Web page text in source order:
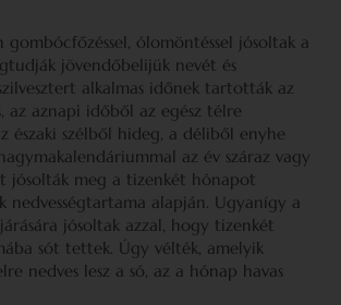
gombócfőzéssel, ólomöntéssel jósoltak a
jövendőbelijük nevét és
alkalmas időnek tartották az
az aznapi időből az egész télre
északi szélből hideg, a déliből enyhe
az év száraz vagy
jósolták meg a tizenkét hónapot
nedvességtartama alapján. Ugyanígy a
jósoltak azzal, hogy tizenkét
sót tettek. Úgy vélték, amelyik
nedves lesz a só, az a hónap havas